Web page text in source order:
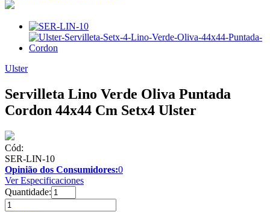
Ulster
Servilleta Lino Verde Oliva Puntada
Cordon 44x44 Cm Setx4 Ulster
Cód:
SER-LIN-10
Opinião dos Consumidores:0
Ver Especificaciones
Quantidade: